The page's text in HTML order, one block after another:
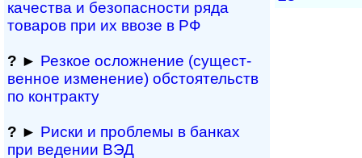
качества и безопасности ряда
товаров при их ввозе в РФ
? ► Резкое осложнение (сущест­
вен­ное измене­ние) обсто­ятельств
по контракту
? ► Риски и проблемы в банках
при ведении ВЭД